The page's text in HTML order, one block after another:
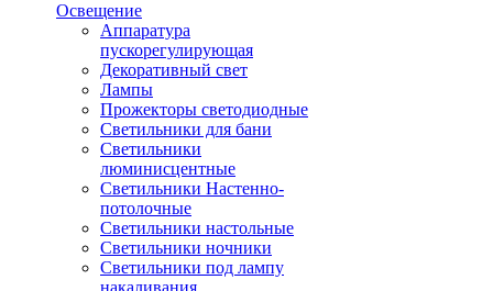
Освещение
Аппаратура
пускорегулирующая
Декоративный свет
Лампы
Прожекторы светодиодные
Светильники для бани
Светильники
люминисцентные
Светильники Настенно-
потолочные
Светильники настольные
Светильники ночники
Светильники под лампу